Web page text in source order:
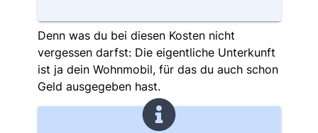
Denn was du bei diesen Kosten nicht
vergessen darfst: Die eigentliche Unterkunft
ist ja dein Wohnmobil, für das du auch schon
Geld ausgegeben hast.